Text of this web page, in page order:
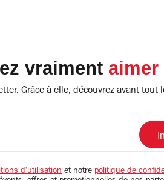
vraiment aimer
Grâce à elle, découvrez avant tout
d'utilisation et notre politique de